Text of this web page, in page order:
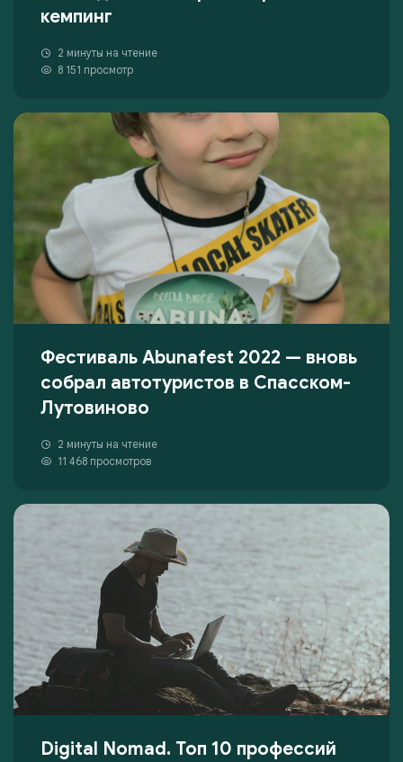
кемпинг
2 минуты на чтение
8 151 просмотр
Фестиваль Abunafest 2022 — вновь
собрал автотуристов в Спасском-
Лутовиново
2 минуты на чтение
11 468 просмотров
Digital Nomad. Топ 10 профессий